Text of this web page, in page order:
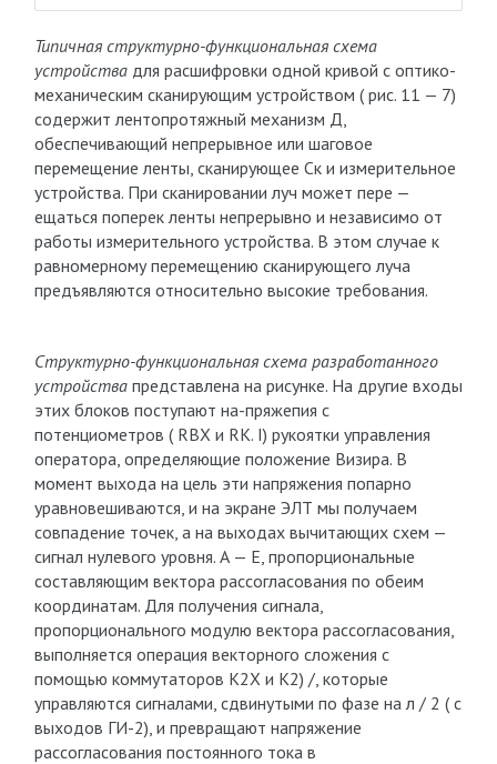
Типичная структурно-функциональная схема
устройствадля расшифровки одной кривой с оптико-
механическим сканирующим устройством ( рис. 11 — 7)
содержит лентопротяжный механизм Д,
обеспечивающий непрерывное или шаговое
перемещение ленты, сканирующее Ск и измерительное
устройства. При сканировании луч может пере —
ещаться поперек ленты непрерывно и независимо от
работы измерительного устройства. В этом случае к
равномерному перемещению сканирующего луча
предъявляются относительно высокие требования.
Структурно-функциональная схема разработанного
устройствапредставлена на рисунке. На другие входы
этих блоков поступают на-пряжепия с
потенциометров ( RBX и RK. I) рукоятки управления
оператора, определяющие положение Визира. В
момент выхода на цель эти напряжения попарно
уравновешиваются, и на экране ЭЛТ мы получаем
совпадение точек, а на выходах вычитающих схем —
сигнал нулевого уровня. А — Е, пропорциональные
составляющим вектора рассогласования по обеим
координатам. Для получения сигнала,
пропорционального модулю вектора рассогласования,
выполняется операция векторного сложения с
помощью коммутаторов К2Х и К2) /, которые
управляются сигналами, сдвинутыми по фазе на л / 2 ( с
выходов ГИ-2), и превращают напряжение
рассогласования постоянного тока в